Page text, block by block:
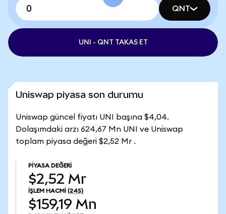
QNT
UNI - QNT TAKAS ET
Uniswap piyasa son durumu
Uniswap güncel fiyatı UNI başına $4,04.
Dolaşımdaki arzı 624,67 Mn UNI ve Uniswap
toplam piyasa değeri $2,52 Mr .
PIYASA DEĞERI
$2,52 Mr
İŞLEM HACMI (24S)
$159,19 Mn